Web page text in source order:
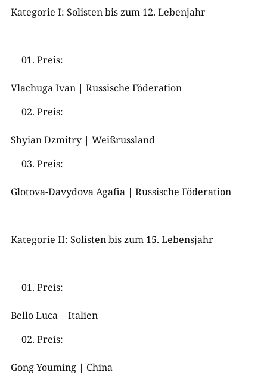
Kategorie I: Solisten bis zum 12. Lebenjahr
Preis:
Vlachuga Ivan | Russische Föderation
Preis:
Shyian Dzmitry | Weißrussland
Preis:
Glotova-Davydova Agafia | Russische Föderation
Kategorie II: Solisten bis zum 15. Lebensjahr
Preis:
Bello Luca | Italien
Preis:
Gong Youming | China